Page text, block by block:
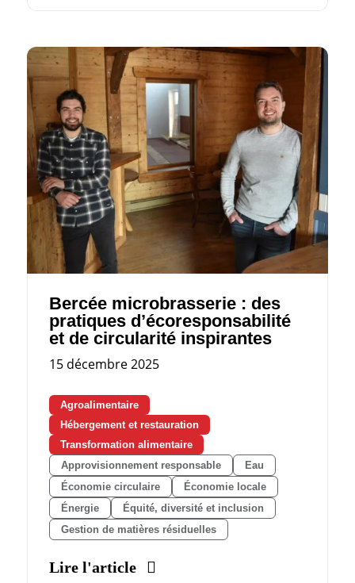
Bercée microbrasserie : des
pratiques d’écoresponsabilité
et de circularité inspirantes
15 décembre 2025
Agroalimentaire
Hébergement et restauration
Transformation alimentaire
Approvisionnement responsable
Eau
Économie circulaire
Économie locale
Énergie
Équité, diversité et inclusion
Gestion de matières résiduelles
Lire l'article